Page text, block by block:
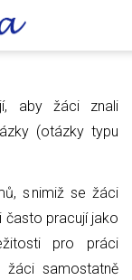
aby žáci znali
(otázky typu
s nimiž se žáci
často pracují jako
pro práci
žáci samostatně